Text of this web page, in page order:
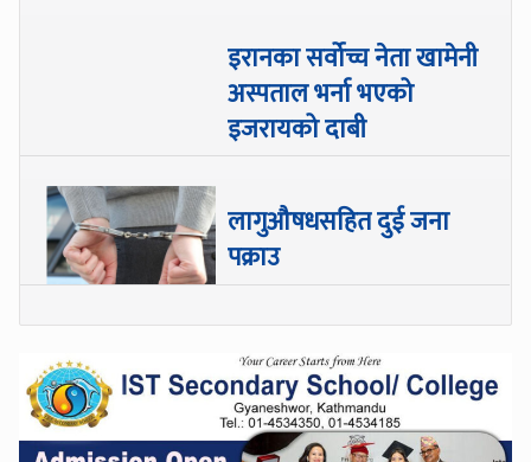
इरानका सर्वोच्च नेता खामेनी
अस्पताल भर्ना भएको
इजरायको दाबी
लागुऔषधसहित दुई जना
पक्राउ